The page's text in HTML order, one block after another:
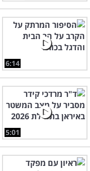
6:14
5:01